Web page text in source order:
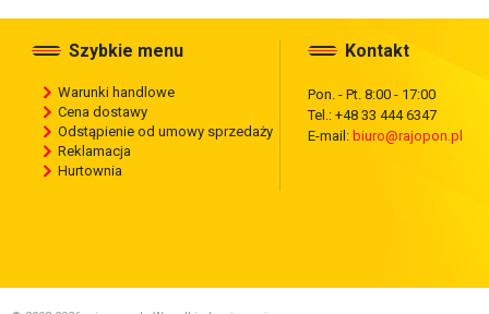
Szybkie menu
Warunki handlowe
Cena dostawy
Odstąpienie od umowy sprzedaży
Reklamacja
Hurtownia
Kontakt
Pon. - Pt. 8:00 - 17:00
Tel.: +48 33 444 6347
E-mail: biuro@rajopon.pl